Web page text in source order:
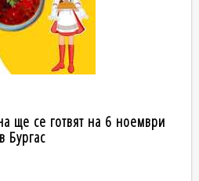
ще се готвят на 6 ноември
Бургас